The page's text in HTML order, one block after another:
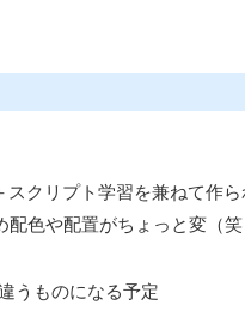
クリプト学習を兼ねて作
配色や配置がちょっと変（笑
うものになる予定